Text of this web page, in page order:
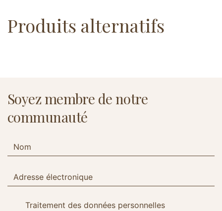
Produits alternatifs
Soyez membre de notre
communauté
Traitement des données personnelles